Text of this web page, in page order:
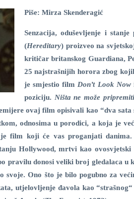
Piše: Mirza Skenderagić
Senzacija, oduševljenje i
(Hereditary) proizveo na
kritičar britanskog Guardiana,
25 najstrašnijih horora zbog
je smjestio film Don’t Look Now
poziciju. Ništa ne može
ovaj film opisivali kao “dva
odnosima u porodici, a koja je
film koji će vas proganjati
Hollywood, mrtvi kao
pravilu donosi veliki broj gledalaca
svoje. Ono što je bilo pogubno za
utjelovljenje đavola kao